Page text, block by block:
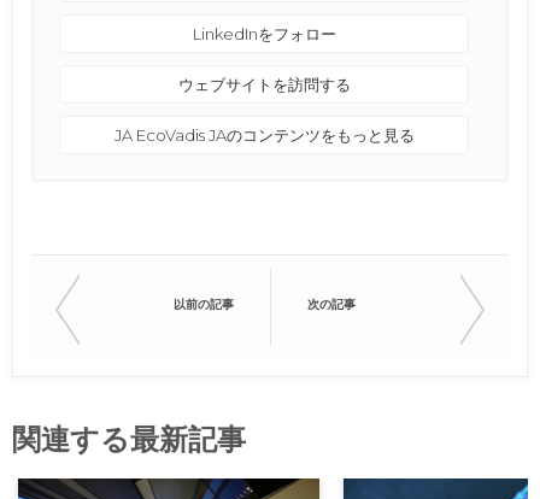
LinkedInをフォロー
ウェブサイトを訪問する
‏‏JA‎ E‏‏‏‏coVadis ‏‏JA‎のコンテンツをもっと見る
以前の記事 次の記事
関連する最新記事